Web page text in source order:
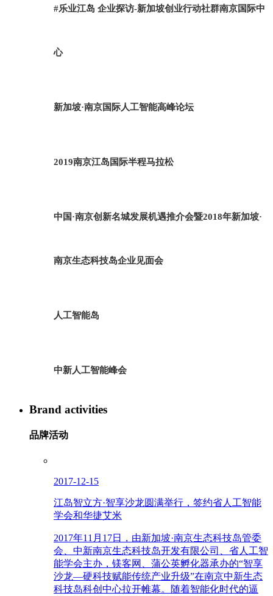
#乐业江岛 企业探访-新加坡创业行动社群南京国际中
心
新加坡·南京国际人工智能高峰论坛
2019南京江岛国际半程马拉松
中国·南京创新名城发展机遇推介会暨2018年新加坡·
南京生态科技岛企业见面会
人工智能岛
中新人工智能峰会
Brand activities
品牌活动
2017-12-15
江岛智立方·智享沙龙圆满举行，签约省人工智能
学会和华捷艾米
2017年11月17日，由新加坡·南京生态科技岛管委
会、中新南京生态科技岛开发有限公司、省人工智
能学会主办，镁客网、蒲公英孵化器承办的“智享
沙龙—硬科技赋能传统产业升级”在南京中新生态
科技岛科创中心拉开帷幕。随着智能化时代的逼